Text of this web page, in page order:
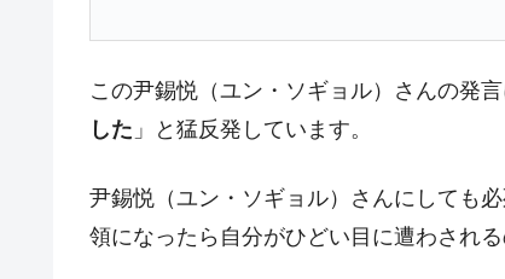
Fact1 日本の誇る海洋資源調査船『白嶺』は先
Fact1 夏の甲子園、優勝校を最も多く輩出して
Fact1 今話題の「楽天ライオンズ」とは？
Fact1 奇跡の毛色「白毛馬」とは？
この尹錫悦（ユン・ソギョル）さんの発
した 」と猛反発しています。
尹錫悦（ユン・ソギョル）さんにしても
領になったら自分がひどい目に遭わされ